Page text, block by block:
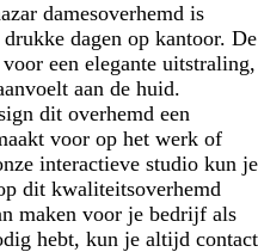
damesoverhemd is
dagen op kantoor. De
een elegante uitstraling,
aan de huid.
dit overhemd een
voor op het werk of
interactieve studio kun je
dit kwaliteitsoverhemd
maken voor je bedrijf als
hebt, kun je altijd contact